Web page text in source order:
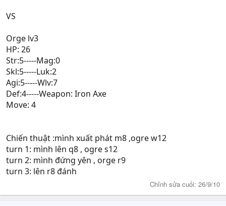
VS
Orge lv3
HP: 26
Str:5-----Mag:0
Skl:5-----Luk:2
Agi:5-----Wlv:7
Def:4-----Weapon: Iron Axe
Move: 4
Chiến thuật :mình xuất phát m8 ,ogre w12
turn 1: mình lên q8 , ogre s12
turn 2: mình đứng yên , orge r9
turn 3: lên r8 đánh
Chỉnh sửa cuối: 26/9/10